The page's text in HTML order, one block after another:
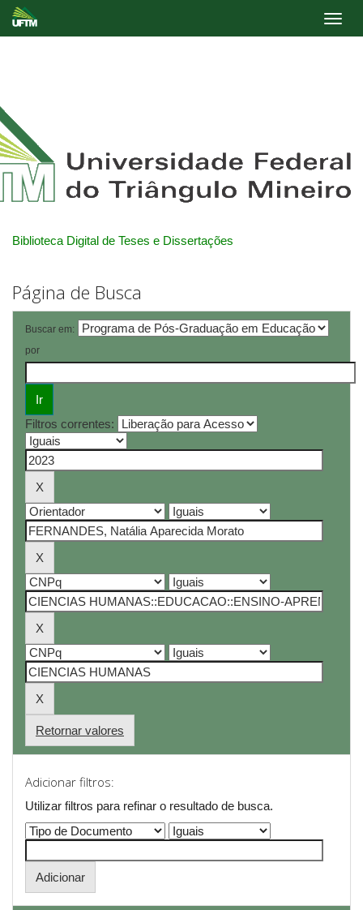
Biblioteca Digital de Teses e Dissertações
Página de Busca
Buscar em:
por
Filtros correntes:
Retornar valores
Adicionar filtros:
Utilizar filtros para refinar o resultado de busca.